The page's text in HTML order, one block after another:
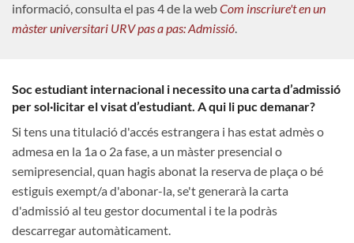
informació, consulta el pas 4 de la webCom inscriure't en un
màster universitari URV pas a pas: Admissió.
Soc estudiant internacional i necessito una carta d’admissió
per sol·licitar el visat d’estudiant. A qui li puc demanar?
Si tens una titulació d'accés estrangera i has estat admès o
admesa en la 1a o 2a fase, a un màster presencial o
semipresencial, quan hagis abonat la reserva de plaça o bé
estiguis exempt/a d'abonar-la, se't generarà la carta
d'admissió al teu gestor documental i te la podràs
descarregar automàticament.